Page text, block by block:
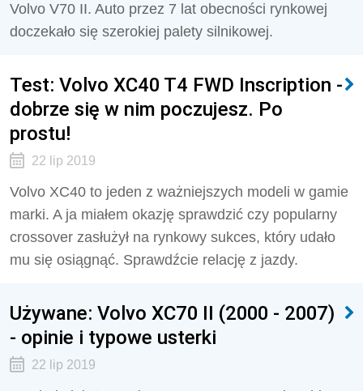
Volvo V70 II. Auto przez 7 lat obecności rynkowej
doczekało się szerokiej palety silnikowej.
Test: Volvo XC40 T4 FWD Inscription -
dobrze się w nim poczujesz. Po
prostu!
22 lip 2019
Volvo XC40 to jeden z ważniejszych modeli w gamie
marki. A ja miałem okazję sprawdzić czy popularny
crossover zasłużył na rynkowy sukces, który udało
mu się osiągnąć. Sprawdźcie relację z jazdy.
Używane: Volvo XC70 II (2000 - 2007)
- opinie i typowe usterki
22 lip 2019